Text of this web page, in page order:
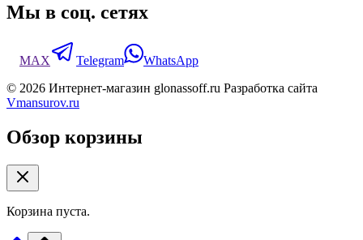
Мы в соц. сетях
MAX Telegram
WhatsApp
© 2026 Интернет-магазин glonassoff.ru Разработка сайта
Vmansurov.ru
Обзор корзины
Корзина пуста.